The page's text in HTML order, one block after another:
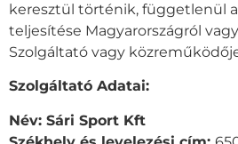
keresztül történik, függetlenül
teljesítése Magyarországról
Szolgáltató vagy
Szolgáltató Adatai:
Név: Sári Sport Kft